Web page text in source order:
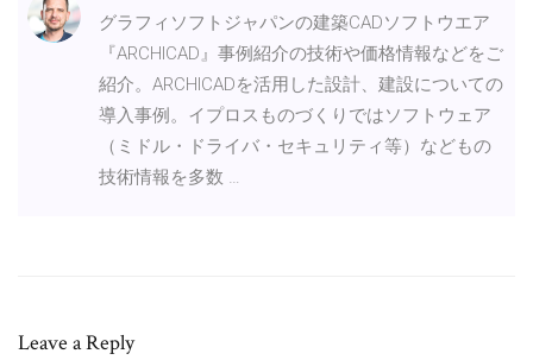
グラフィソフトジャパンの建築CADソフトウエア
『ARCHICAD』事例紹介の技術や価格情報などをご
紹介。ARCHICADを活用した設計、建設についての
導入事例。イプロスものづくりではソフトウェア
（ミドル・ドライバ・セキュリティ等）などもの
技術情報を多数 …
Leave a Reply